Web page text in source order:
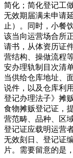
简化；简化登记工
无效期届满未申请
止）。同时，小餐
该当向运营场合所
请书，从体资历证
营结构、操做流程
安办理轨制目次清
当供给仓库地址、
说件，以及仓库利
登记办理法子》摊
食物摊贩登记证，
营范畴、品种、区
登记证应载明运营
无效刻日、登记证
片。需要留意的是